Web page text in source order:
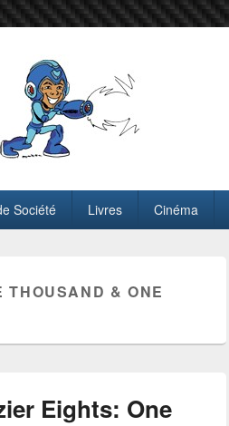
Société Livres Cinéma
THOUSAND & ONE
Eights: One